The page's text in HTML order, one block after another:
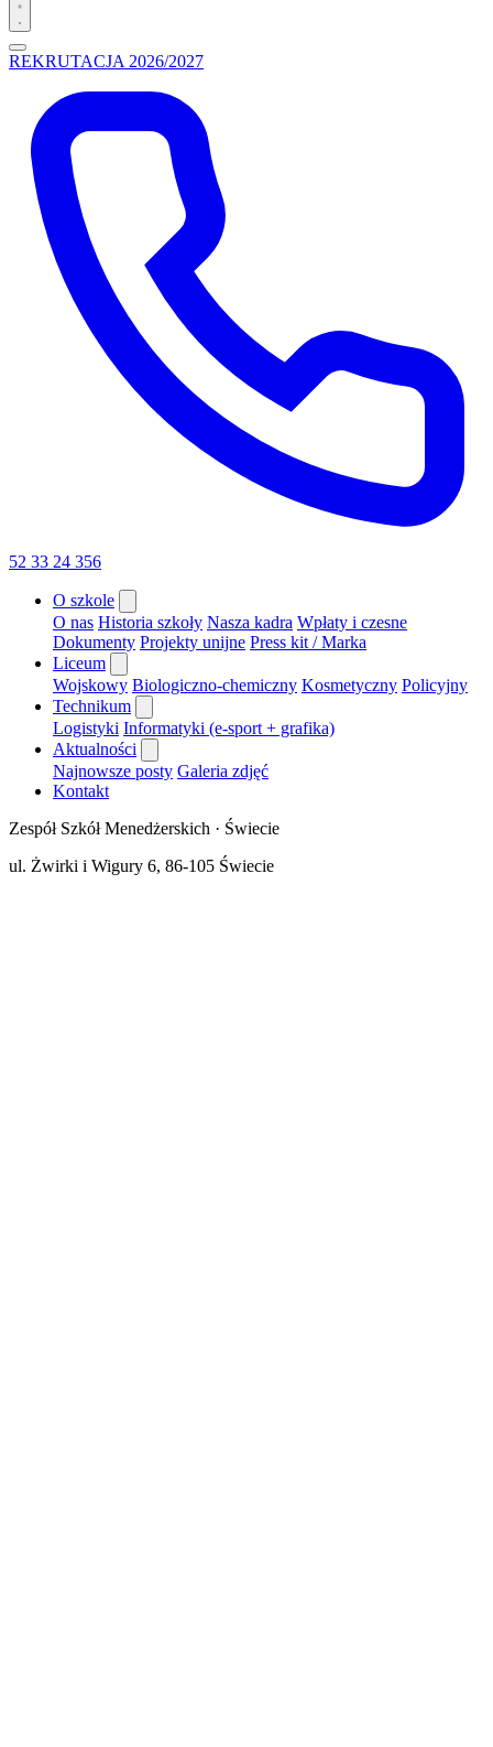
REKRUTACJA 2026/2027
52 33 24 356
O szkole
O nas Historia szkoły Nasza kadra Wpłaty i czesne
Dokumenty Projekty unijne Press kit / Marka
Liceum
Wojskowy Biologiczno-chemiczny Kosmetyczny Policyjny
Technikum
Logistyki Informatyki (e-sport + grafika)
Aktualności
Najnowsze posty Galeria zdjęć
Kontakt
Zespół Szkół Menedżerskich · Świecie
ul. Żwirki i Wigury 6, 86-105 Świecie